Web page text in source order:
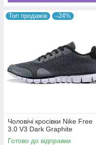
Топ продажів –24%
Чоловічі кросівки Nike Free
3.0 V3 Dark Graphite
Готово до відправки